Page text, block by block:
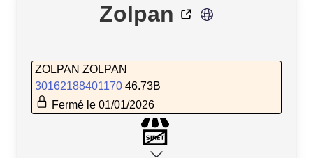
Zolpan
ZOLPAN ZOLPAN
30162188401170 46.73B
Fermé le 01/01/2026